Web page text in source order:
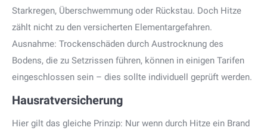
Starkregen, Überschwemmung oder Rückstau. Doch Hitze
zählt nicht zu den versicherten Elementargefahren.
Ausnahme: Trockenschäden durch Austrocknung des
Bodens, die zu Setzrissen führen, können in einigen Tarifen
eingeschlossen sein – dies sollte individuell geprüft werden.
Hausratversicherung
Hier gilt das gleiche Prinzip: Nur wenn durch Hitze ein Brand